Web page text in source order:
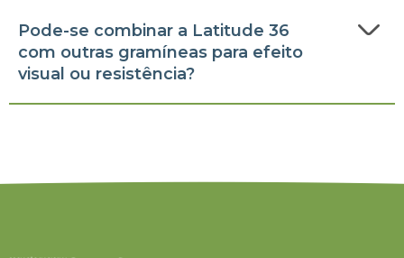
Pode-se combinar a Latitude 36
com outras gramíneas para efeito
visual ou resistência?